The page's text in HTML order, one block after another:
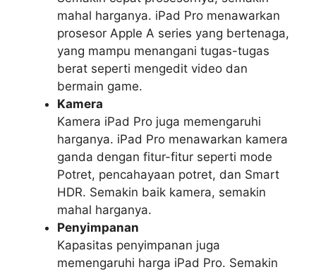
mahal harganya. iPad Pro menawarkan
prosesor Apple A series yang bertenaga,
yang mampu menangani tugas-tugas
berat seperti mengedit video dan
bermain game.
Kamera
Kamera iPad Pro juga memengaruhi
harganya. iPad Pro menawarkan kamera
ganda dengan fitur-fitur seperti mode
Potret, pencahayaan potret, dan Smart
HDR. Semakin baik kamera, semakin
mahal harganya.
Penyimpanan
Kapasitas penyimpanan juga
memengaruhi harga iPad Pro. Semakin